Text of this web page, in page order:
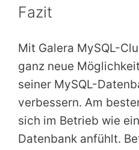
Fazit
Mit Galera MySQL-
ganz neue
seiner MySQL-
verbessern. Am
sich im Betrieb wie
Datenbank anfühlt.